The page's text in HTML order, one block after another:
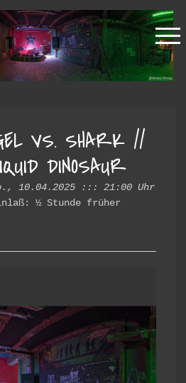
VS. SHARK //
DINOSAUR
10.04.2025 ::: 21:00 Uhr
½ Stunde früher